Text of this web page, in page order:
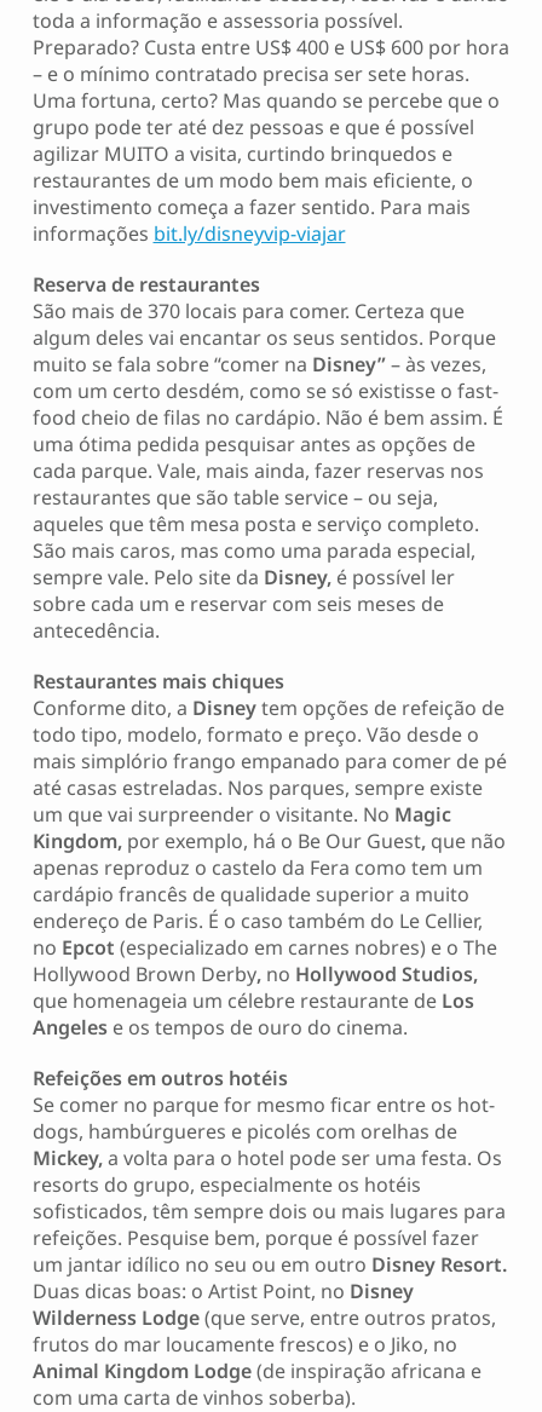
toda a informação e assessoria possível.
Preparado? Custa entre US$ 400 e US$ 600 por hora
– e o mínimo contratado precisa ser sete horas.
Uma fortuna, certo? Mas quando se percebe que o
grupo pode ter até dez pessoas e que é possível
agilizar MUITO a visita, curtindo brinquedos e
restaurantes de um modo bem mais eficiente, o
investimento começa a fazer sentido. Para mais
informações bit.ly/disneyvip-viajar
Reserva de restaurantes
São mais de 370 locais para comer. Certeza que
algum deles vai encantar os seus sentidos. Porque
muito se fala sobre “comer na Disney”– às vezes,
com um certo desdém, como se só existisse o fast-
food cheio de filas no cardápio. Não é bem assim. É
uma ótima pedida pesquisar antes as opções de
cada parque. Vale, mais ainda, fazer reservas nos
restaurantes que são table service – ou seja,
aqueles que têm mesa posta e serviço completo.
São mais caros, mas como uma parada especial,
sempre vale. Pelo site da Disney,é possível ler
sobre cada um e reservar com seis meses de
antecedência.
Restaurantes mais chiques
Conforme dito, a Disneytem opções de refeição de
todo tipo, modelo, formato e preço. Vão desde o
mais simplório frango empanado para comer de pé
até casas estreladas. Nos parques, sempre existe
um que vai surpreender o visitante. No Magic
Kingdom,por exemplo, há o Be Our Guest,que não
apenas reproduz o castelo da Fera como tem um
cardápio francês de qualidade superior a muito
endereço de Paris. É o caso também do Le Cellier,
no Epcot (especializado em carnes nobres) e o The
Hollywood Brown Derby,no Hollywood Studios,
que homenageia um célebre restaurante de Los
Angelese os tempos de ouro do cinema.
Refeições em outros hotéis
Se comer no parque for mesmo ficar entre os hot-
dogs, hambúrgueres e picolés com orelhas de
Mickey,a volta para o hotel pode ser uma festa. Os
resorts do grupo, especialmente os hotéis
sofisticados, têm sempre dois ou mais lugares para
refeições. Pesquise bem, porque é possível fazer
um jantar idílico no seu ou em outro Disney Resort.
Duas dicas boas: o Artist Point, no Disney
Wilderness Lodge(que serve, entre outros pratos,
frutos do mar loucamente frescos) e o Jiko, no
Animal Kingdom Lodge(de inspiração africana e
com uma carta de vinhos soberba).